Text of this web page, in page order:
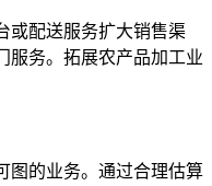
或配送服务扩大销售渠
服务。拓展农产品加工业
图的业务。通过合理估算